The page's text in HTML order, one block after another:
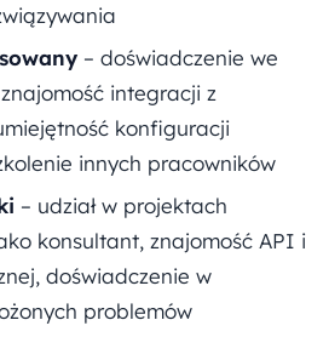
– doświadczenie we
integracji z
konfiguracji
innych pracowników
– udział w projektach
konsultant, znajomość API i
doświadczenie w
problemów